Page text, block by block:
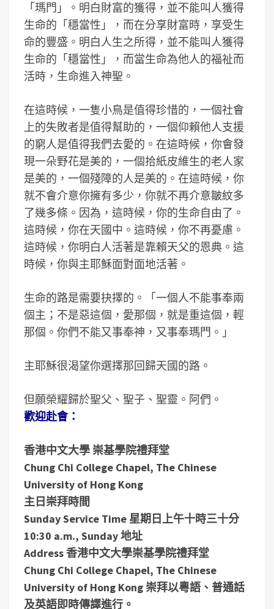
「瑪門」。明白財富的獲得，並不能叫人獲得
生命的「穩當性」，而在分享財富時，享受生
命的豐盛。明白人生之所得，並不能叫人獲得
生命的「穩當性」，而當生命為他人的福祉而
活時，生命進入神聖。
在這時候，一隻小鳥是值得珍惜的，一個社會
上的失敗者是值得幫助的，一個仰賴他人支援
的窮人是值得我們去愛的。在這時候，你會發
現一朵野花是美的，一個拾紙皮維生的老人家
是美的，一個殘障的人是美的。在這時候，你
就不會介意你擁有多少，你就不再介意皺紋多
了幾多條。因為，這時候，你的生命自由了。
這時候，你在天國中。這時候，你不再憂慮。
這時候，你明白人活著是靠賴天父的恩典。這
時候，你與主耶穌面對面地活著。
生命的路是需要抉擇的。「一個人不能事奉兩
個主；不是惡這個，愛那個，就是重這個，輕
那個。你們不能又事奉神，又事奉瑪門。」
主耶穌很渴望你選擇那回歸天國的路。
但願榮耀歸於聖父、聖子、聖靈。阿們。
歡迎赴會：
香港中文大學 崇基學院禮拜堂
Chung Chi College Chapel, The Chinese
University of Hong Kong
主日崇拜時間
Sunday Service Time 星期日上午十時三十分
10:30 a.m., Sunday 地址
Address 香港中文大學崇基學院禮拜堂
Chung Chi College Chapel, The Chinese
University of Hong Kong 崇拜以粵語、普通話
及英語即時傳譯進行。